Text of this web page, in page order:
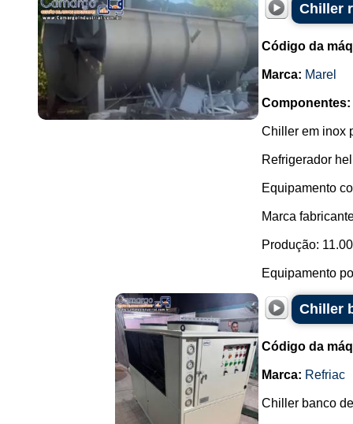
Chiller
Código da
Marca: Marel
Componentes:
Chiller em inox
Refrigerador
Equipamento
Marca
Produção:
Equipamento
Chiller
Código da
Marca: Refriac
Chiller banco